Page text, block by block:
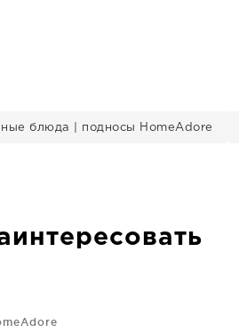
блюда | подносы HomeAdore